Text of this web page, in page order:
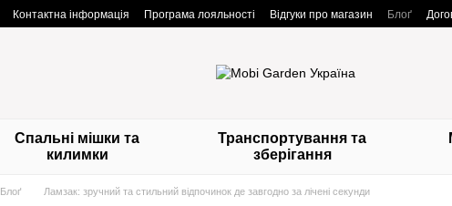
Контактна інформація Програма лояльності Відгуки про магазин Блоґ
Спальні мішки та
килимки
Транспортування та
зберігання
Блоґ Ламзак: зручний та стильний відпочинок де завгодно за лічені секунди